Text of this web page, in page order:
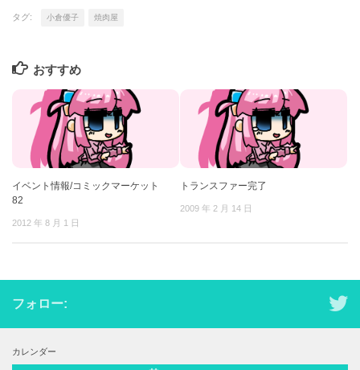
タグ: 小倉優子 焼肉屋
おすすめ
イベント情報/コミックマーケット
82
2012 年 8 月 1 日
トランスファー完了
2009 年 2 月 14 日
フォロー:
カレンダー